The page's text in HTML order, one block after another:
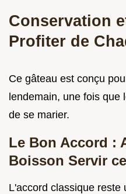
Conservation
Profiter de
Ce gâteau est conçu
lendemain, une fois que
de se marier.
Le Bon Accord :
Boisson Servir
L'accord classique reste